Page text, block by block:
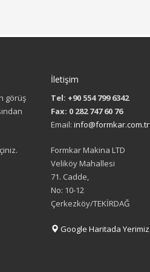
görüş
İletişim
Tel: +90 554 799 6342
Fax: 0 282 747 60 76
Email: info@formkar.com.tr
Formkar Makina LTD
Veliköy Mahallesi
71. Cadde,
No: 10-12
Çerkezköy/TEKİRDAĞ
Google Haritada Yerimiz